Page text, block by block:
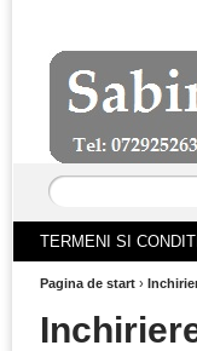
TERMENI SI
Pagina de start ›